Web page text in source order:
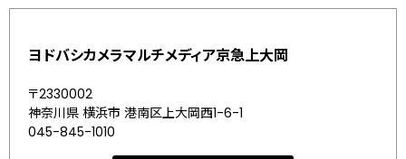
ヨドバシカメラマルチメディア京急上大岡
〒2330002
神奈川県 横浜市 港南区上大岡西1-6-1
045-845-1010